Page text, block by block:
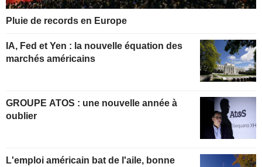
Pluie de records en Europe
IA, Fed et Yen : la nouvelle équation des
marchés américains
GROUPE ATOS : une nouvelle année à
oublier
L'emploi américain bat de l'aile, bonne